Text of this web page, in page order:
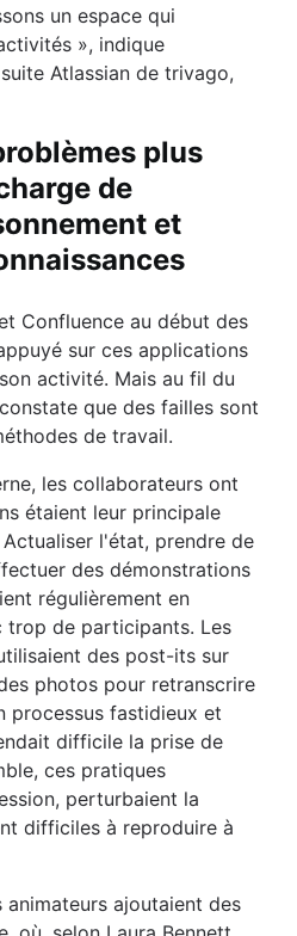
un espace qui
», indique
Atlassian de trivago,
plus
de
et
Confluence au début des
sur ces applications
activité. Mais au fil du
que des failles sont
de travail.
les collaborateurs ont
étaient leur principale
l'état, prendre de
des démonstrations
régulièrement en
trop de participants. Les
des post-its sur
photos pour retranscrire
processus fastidieux et
difficile la prise de
ces pratiques
perturbaient la
difficiles à reproduire à
animateurs ajoutaient des